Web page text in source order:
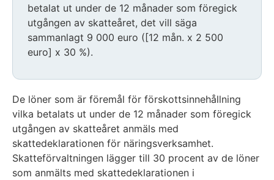
betalat ut under de 12 månader som föregick
utgången av skatteåret, det vill säga
sammanlagt 9 000 euro ([12 mån. x 2 500
euro] x 30 %).
De löner som är föremål för förskottsinnehållning
vilka betalats ut under de 12 månader som föregick
utgången av skatteåret anmäls med
skattedeklarationen för näringsverksamhet.
Skatteförvaltningen lägger till 30 procent av de löner
som anmälts med skattedeklarationen i